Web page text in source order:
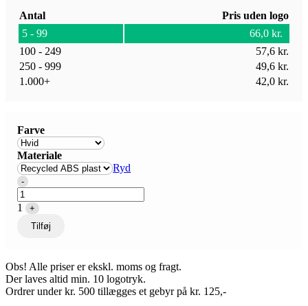
Antal
Pris uden logo
5 - 99
66,0 kr.
100 - 249
57,6 kr.
250 - 999
49,6 kr.
1.000+
42,0 kr.
Farve
Materiale
Ryd
Quantity
-
1
+
Tilføj
Obs! Alle priser er ekskl. moms og fragt.
Der laves altid min. 10 logotryk.
Ordrer under kr. 500 tillægges et gebyr på kr. 125,-